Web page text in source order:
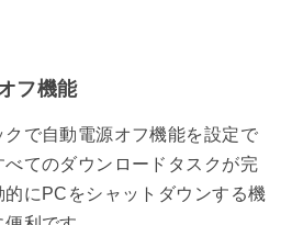
フ機能
クで自動電源オフ機能を設定で
べてのダウンロードタスクが完
的にPCをシャットダウンする機